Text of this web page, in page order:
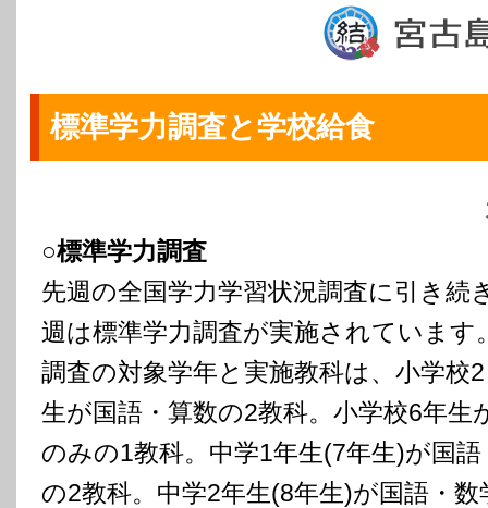
標準学力調査と学校給食
○標準学力調査
先週の全国学力学習状況調査に引き続
週は標準学力調査が実施されています
調査の対象学年と実施教科は、小学校
生が国語・算数の2教科。小学校6年生
のみの1教科。中学1年生(7年生)が国語
の2教科。中学2年生(8年生)が国語・数